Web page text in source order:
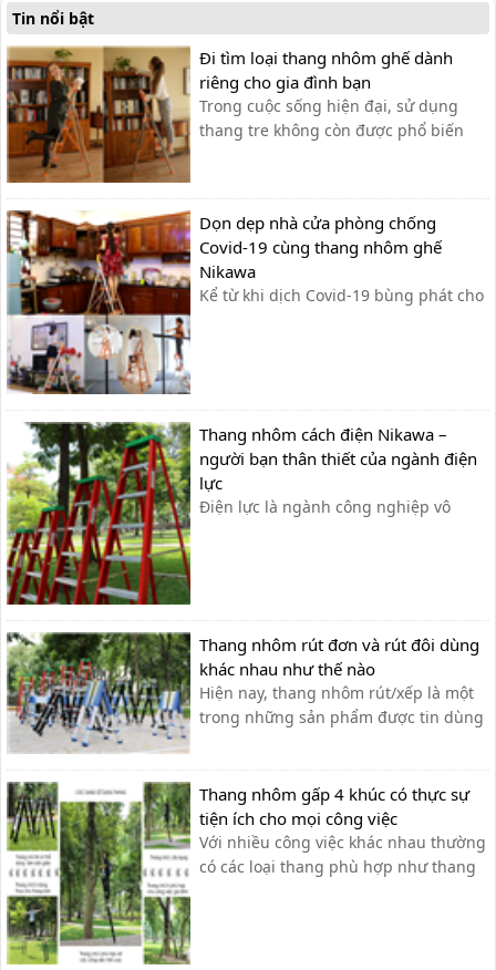
Tin nổi bật
Đi tìm loại thang nhôm ghế dành
riêng cho gia đình bạn
Trong cuộc sống hiện đại, sử dụng
thang tre không còn được phổ biến
an toàn khi sử dụng thang tre truyền
thống. Và ngay cả trong giai đoạn
chống dịch COVID-19, bạn có thời gian
để...
Dọn dẹp nhà cửa phòng chống
Covid-19 cùng thang nhôm ghế
Nikawa
Kể từ khi dịch Covid-19 bùng phát cho
các vật dụng trên cao rất dễ hút nhiều
bụi bẩn từ bên...
Thang nhôm cách điện Nikawa –
người bạn thân thiết của ngành điện
lực
Điện lực là ngành công nghiệp vô
trường gần nguồn điện và ở những vị
trí trên cao, tại những cột [&h...
Thang nhôm rút đơn và rút đôi dùng
khác nhau như thế nào
Hiện nay, thang nhôm rút/xếp là một
trong những sản phẩm được tin dùng
những tính năng an toàn thuận tiện,
đặc biệt với khả năng rút gọn thang
sau khi sử dụng giúp tiết kiệm diện
tích cất giữ cũng như thuận tiện t...
Thang nhôm gấp 4 khúc có thực sự
tiện ích cho mọi công việc
Với nhiều công việc khác nhau thường
có các loại thang phù hợp như thang